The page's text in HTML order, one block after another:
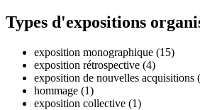
Types d'expositions
exposition monographique (15)
exposition rétrospective (4)
exposition de nouvelles acquisitions
hommage (1)
exposition collective (1)